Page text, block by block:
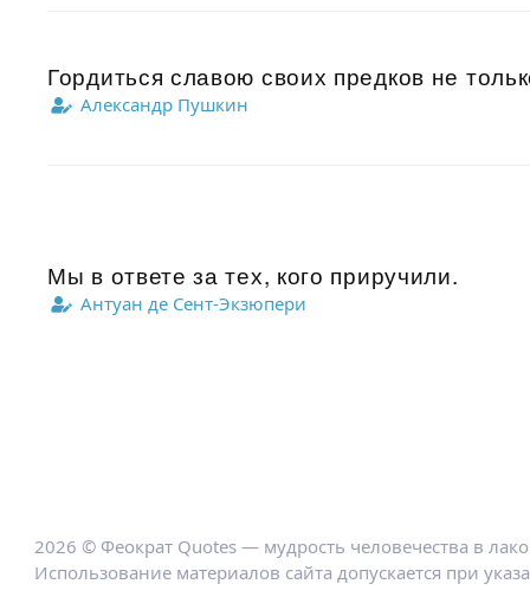
Гордиться славою своих предков не
Александр Пушкин
Мы в ответе за тех, кого приручили.
Антуан де Сент-Экзюпери
2026 © Феократ Quotes — мудрость человечества в
Использование материалов сайта допускается при